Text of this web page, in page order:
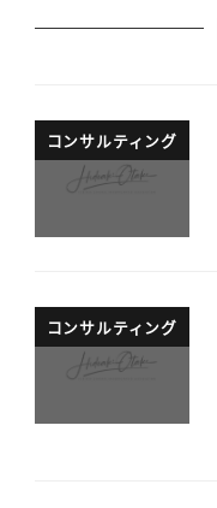
コンサルティング
コンサルティング